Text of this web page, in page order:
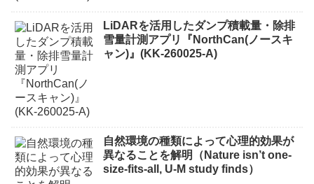
LiDARを活用したダンプ積載量・除排
雪量計測アプリ『NorthCan(ノースキ
ャン)』(KK-260025-A)
自然環境の種類によって心理的効果が
異なることを解明（Nature isn’t one-
size-fits-all, U-M study finds）